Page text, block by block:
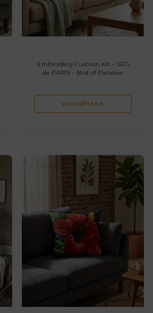
Embroidery Cushion Kit – SEG
de PARIS – Bird of Paradise
VOIR DÉTAILS